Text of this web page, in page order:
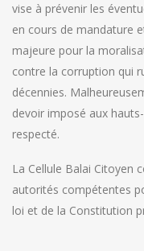
vise à prévenir les
en cours de mandature
majeure pour la
contre la corruption qui
décennies.
devoir imposé aux
respecté.
La Cellule Balai Citoyen
autorités compétentes
loi et de la Constitution